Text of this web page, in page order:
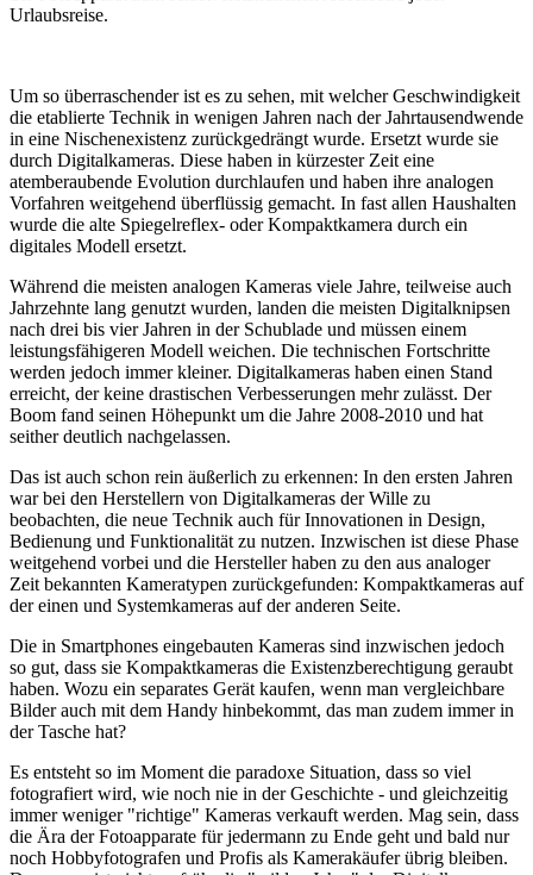
Urlaubsreise.
Um so überraschender ist es zu sehen, mit welcher Geschwindigkeit
die etablierte Technik in wenigen Jahren nach der Jahrtausendwende
in eine Nischenexistenz zurückgedrängt wurde. Ersetzt wurde sie
durch Digitalkameras. Diese haben in kürzester Zeit eine
atemberaubende Evolution durchlaufen und haben ihre analogen
Vorfahren weitgehend überflüssig gemacht. In fast allen Haushalten
wurde die alte Spiegelreflex- oder Kompaktkamera durch ein
digitales Modell ersetzt.
Während die meisten analogen Kameras viele Jahre, teilweise auch
Jahrzehnte lang genutzt wurden, landen die meisten Digitalknipsen
nach drei bis vier Jahren in der Schublade und müssen einem
leistungsfähigeren Modell weichen. Die technischen Fortschritte
werden jedoch immer kleiner. Digitalkameras haben einen Stand
erreicht, der keine drastischen Verbesserungen mehr zulässt. Der
Boom fand seinen Höhepunkt um die Jahre 2008-2010 und hat
seither deutlich nachgelassen.
Das ist auch schon rein äußerlich zu erkennen: In den ersten Jahren
war bei den Herstellern von Digitalkameras der Wille zu
beobachten, die neue Technik auch für Innovationen in Design,
Bedienung und Funktionalität zu nutzen. Inzwischen ist diese Phase
weitgehend vorbei und die Hersteller haben zu den aus analoger
Zeit bekannten Kameratypen zurückgefunden: Kompaktkameras auf
der einen und Systemkameras auf der anderen Seite.
Die in Smartphones eingebauten Kameras sind inzwischen jedoch
so gut, dass sie Kompaktkameras die Existenzberechtigung geraubt
haben. Wozu ein separates Gerät kaufen, wenn man vergleichbare
Bilder auch mit dem Handy hinbekommt, das man zudem immer in
der Tasche hat?
Es entsteht so im Moment die paradoxe Situation, dass so viel
fotografiert wird, wie noch nie in der Geschichte - und gleichzeitig
immer weniger "richtige" Kameras verkauft werden. Mag sein, dass
die Ära der Fotoapparate für jedermann zu Ende geht und bald nur
noch Hobbyfotografen und Profis als Kamerakäufer übrig bleiben.